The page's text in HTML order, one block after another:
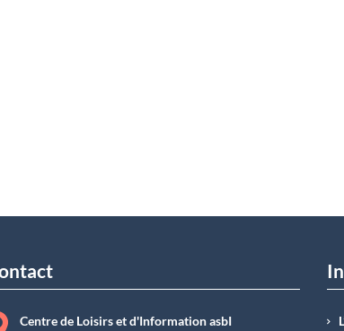
Centre de Loisirs et d'Information asbI